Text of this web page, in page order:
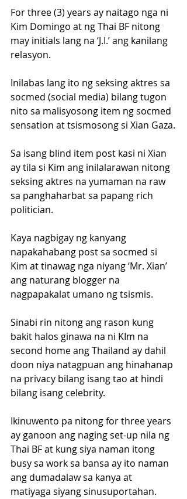
For three (3) years ay naitago nga ni
Kim Domingo at ng Thai BF nitong
may initials lang na ‘J.I.’ ang kanilang
relasyon.
Inilabas lang ito ng seksing aktres sa
socmed (social media) bilang tugon
nito sa malisyosong item ng socmed
sensation at tsismosong si Xian Gaza.
Sa isang blind item post kasi ni Xian
ay tila si Kim ang inilalarawan nitong
seksing aktres na yumaman na raw
sa panghaharbat sa papang rich
politician.
Kaya nagbigay ng kanyang
napakahabang post sa socmed si
Kim at tinawag nga niyang ‘Mr. Xian’
ang naturang blogger na
nagpapakalat umano ng tsismis.
Sinabi rin nitong ang rason kung
bakit halos ginawa na ni KIm na
second home ang Thailand ay dahil
doon niya natagpuan ang hinahanap
na privacy bilang isang tao at hindi
bilang isang celebrity.
Ikinuwento pa nitong for three years
ay ganoon ang naging set-up nila ng
Thai BF at kung siya naman itong
busy sa work sa bansa ay ito naman
ang dumadalaw sa kanya at
matiyaga siyang sinusuportahan.